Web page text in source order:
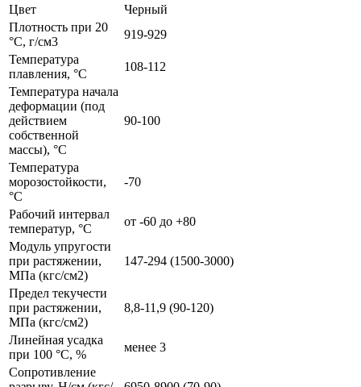
Цвет
Черный
Плотность при 20
°С, г/см3
919-929
Температура
плавления, °С
108-112
Температура начала
деформации (под
действием
собственной
массы), °С
90-100
Температура
морозостойкости,
°С
-70
Рабочий интервал
температур, °С
от -60 до +80
Модуль упругости
при растяжении,
МПа (кгс/см2)
147-294 (1500-3000)
Предел текучести
при растяжении,
МПа (кгс/см2)
8,8-11,9 (90-120)
Линейная усадка
при 100 °С, %
менее 3
Сопротивление